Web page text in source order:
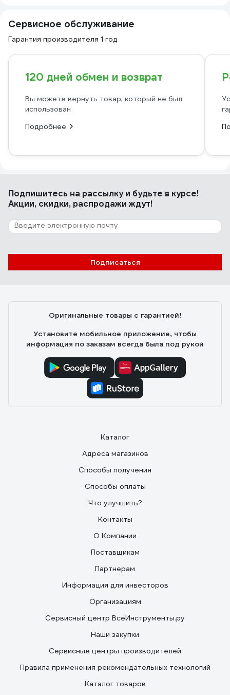
Сервисное обслуживание
Гарантия производителя 1 год
120 дней обмен и возврат
Вы можете вернуть товар, который не был
использован
Подробнее
Подпишитесь на рассылкуи будьте в курсе!
Акции, скидки, распродажи ждут!
Подписаться
Оригинальные товары с гарантией!
Установите мобильное приложение, чтобы
информация по заказам всегда была под рукой
Каталог
Адреса магазинов
Способы получения
Способы оплаты
Что улучшить?
Контакты
О Компании
Поставщикам
Партнерам
Информация для инвесторов
Организациям
Сервисный центр ВсеИнструменты.ру
Наши закупки
Сервисные центры производителей
Правила применения рекомендательных технологий
Каталог товаров